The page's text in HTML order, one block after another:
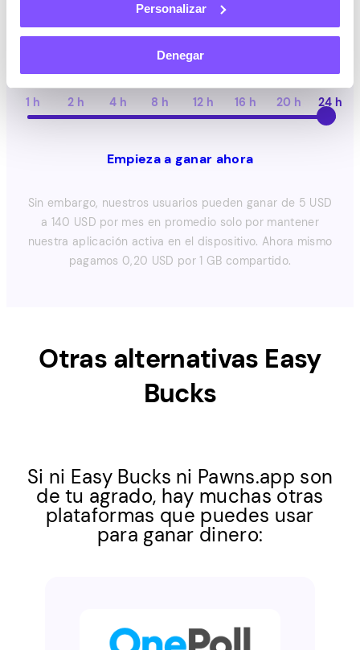
Personalizar
Denegar
Actividad diaria de la aplicación
1 h 2 h 4 h 8 h 12 h 16 h 20 h 24 h
Empieza a ganar ahora
Sin embargo, nuestros usuarios pueden ganar de 5 USD
a 140 USD por mes en promedio solo por mantener
nuestra aplicación activa en el dispositivo. Ahora mismo
pagamos 0,20 USD por 1 GB compartido.
Otras alternativas Easy
Bucks
Si ni Easy Bucks ni Pawns.app son
de tu agrado, hay muchas otras
plataformas que puedes usar
para ganar dinero: